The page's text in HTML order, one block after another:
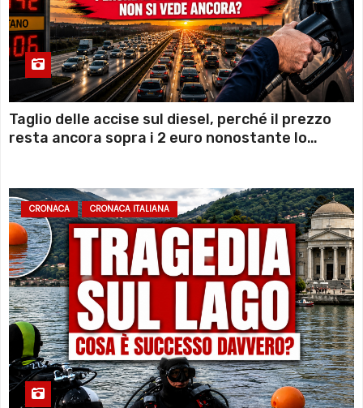
Taglio delle accise sul diesel, perché il prezzo
resta ancora sopra i 2 euro nonostante lo
CRONACA CRONACA ITALIANA